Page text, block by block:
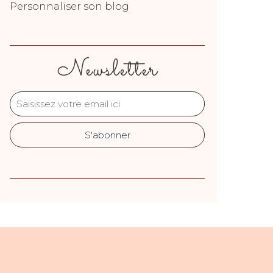
Newsletter
Personnaliser son blog